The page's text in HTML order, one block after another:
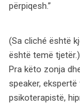
përpiqesh.”
(Sa cliché është
është temë tjetër.)
Pra këto zonja
speaker,
psikoterapistë,